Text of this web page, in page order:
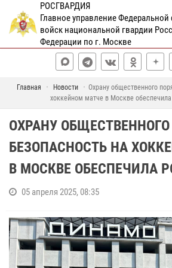
РОСГВАРДИЯ
Главное управление
войск национальной гвардии
Федерации по г. Москве
Главная Новости
Охрану общественного
хоккейном матче в Москве обеспечила
ОХРАНУ
БЕЗОПАСНОСТЬ НА
В МОСКВЕ ОБЕСПЕЧИЛА
05 апреля 2025, 08:35